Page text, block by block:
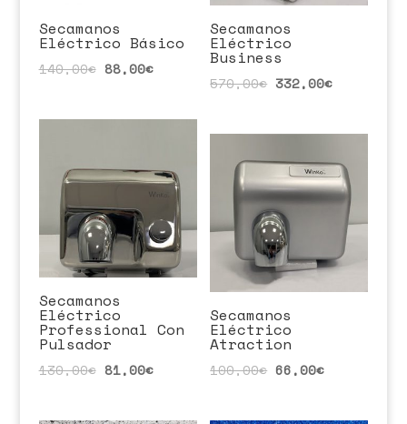
Secamanos
Eléctrico Básico
140,00€ 88,00€
Secamanos
Eléctrico
Business
570,00€ 332,00€
Secamanos
Eléctrico
Professional Con
Pulsador
130,00€ 81,00€
Secamanos
Eléctrico
Atraction
100,00€ 66,00€